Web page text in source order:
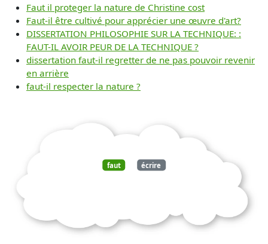
Faut il proteger la nature de Christine cost
Faut-il être cultivé pour apprécier une œuvre d'art?
DISSERTATION PHILOSOPHIE SUR LA TECHNIQUE: :
FAUT-IL AVOIR PEUR DE LA TECHNIQUE ?
dissertation faut-il regretter de ne pas pouvoir revenir
en arrière
faut-il respecter la nature ?
faut écrire